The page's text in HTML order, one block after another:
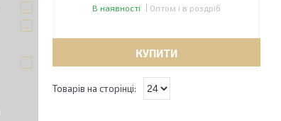
В наявності Оптом і в роздріб
КУПИТИ